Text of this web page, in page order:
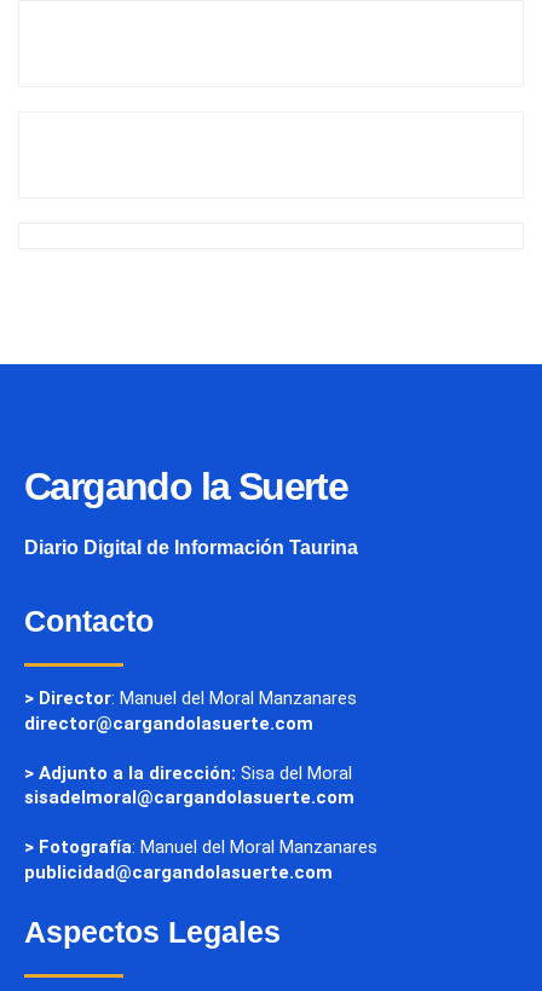
Cargando la Suerte
Diario Digital de Información Taurina
Contacto
> Director: Manuel del Moral Manzanares
director@cargandolasuerte.com
> Adjunto a la dirección: Sisa del Moral
sisadelmoral@cargandolasuerte.com
> Fotografía: Manuel del Moral Manzanares
publicidad@cargandolasuerte.com
Aspectos Legales